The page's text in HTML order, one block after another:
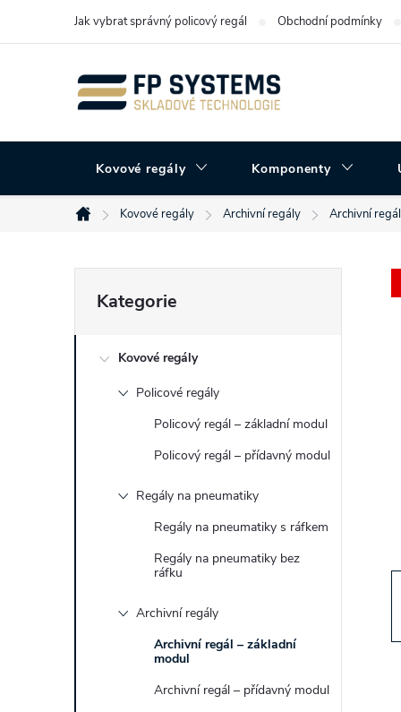
Jak vybrat správný policový regál Obchodní podmínky
Kovové regály Komponenty
Domů
Kovové regály Archivní regály Archivní
o
kategorie
Kategorie
Kovové regály
Policové regály
Policový regál – základní modul
Policový regál – přídavný modul
Regály na pneumatiky
Regály na pneumatiky s ráfkem
Regály na pneumatiky bez
ráfku
Archivní regály
Archivní regál – základní
modul
Archivní regál – přídavný modul